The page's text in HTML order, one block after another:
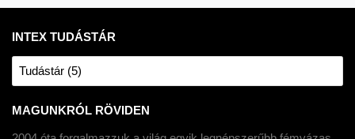
INTEX TUDÁSTÁR
Tudástár (5)
MAGUNKRÓL RÖVIDEN